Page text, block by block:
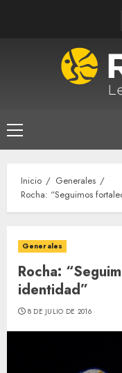
Menú
principal
Inicio
Generales
Rocha: “Seguimos
Generales
Rocha:
identidad”
8 DE JULIO DE 2016